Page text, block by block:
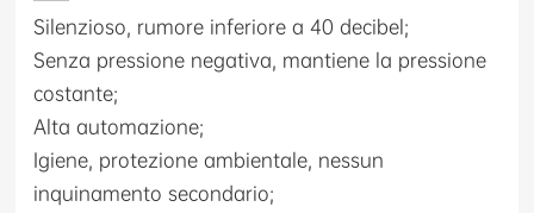
Silenzioso, rumore inferiore a 40 decibel;
Senza pressione negativa, mantiene la pressione
costante;
Alta automazione;
Igiene, protezione ambientale, nessun
inquinamento secondario;